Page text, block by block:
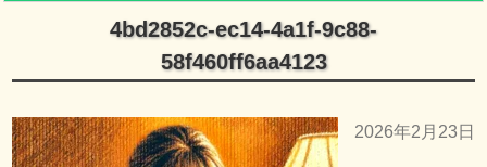
4bd2852c-ec14-4a1f-9c88-
58f460ff6aa4123
2026年2月23日